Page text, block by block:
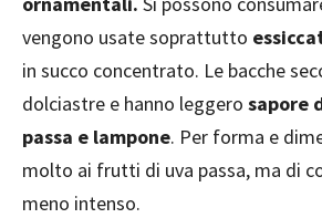
vengono usate soprattutto
in succo concentrato. Le bacche
dolciastre e hanno leggero sapore
passa e lampone. Per forma e
molto ai frutti di uva passa, ma di
meno intenso.